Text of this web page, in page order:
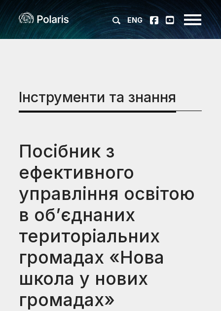
ENG
Інструменти та знання
Посібник з
ефективного
управління освітою
в об’єднаних
територіальних
громадах «Нова
школа у нових
громадах»